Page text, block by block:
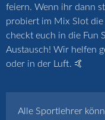
feiern. Wenn ihr dann
probiert im Mix Slot die
checkt euch in die Fun
Austausch! Wir helfen
oder in der Luft. 🤙
Alle Sportlehrer